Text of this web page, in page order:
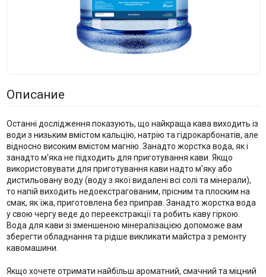
Описание
Останні дослідження показують, що найкраща кава виходить із
води з низьким вмістом кальцію, натрію та гідрокарбонатів, але
відносно високим вмістом магнію. Занадто жорстка вода, як і
занадто м'яка не підходить для приготування кави. Якщо
використовувати для приготування кави надто м'яку або
дистильовану воду (воду з якої видалені всі солі та мінерали),
то напій виходить недоекстрагованим, прісним та плоским на
смак, як їжа, приготовлена без приправ. Занадто жорстка вода
у свою чергу веде до переекстракції та робить каву гіркою.
Вода для кави зі зменшеною мінералізацією допоможе вам
зберегти обладнання та рідше викликати майстра з ремонту
кавомашини.
Якщо хочете отримати найбільш ароматний, смачний та міцний